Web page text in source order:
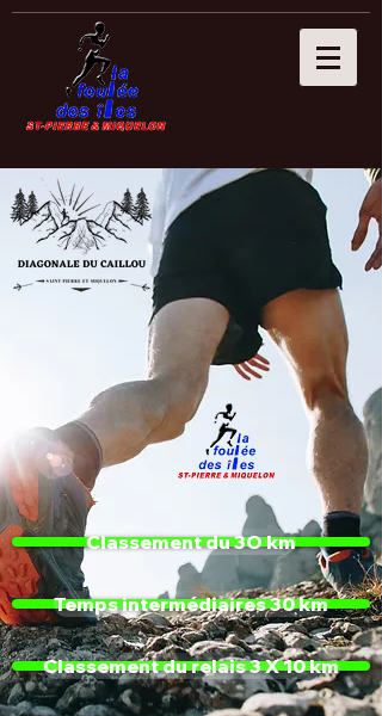
Classement du 3O km
Temps intermédiaires 30 km
Classement du relais 3 X 10 km